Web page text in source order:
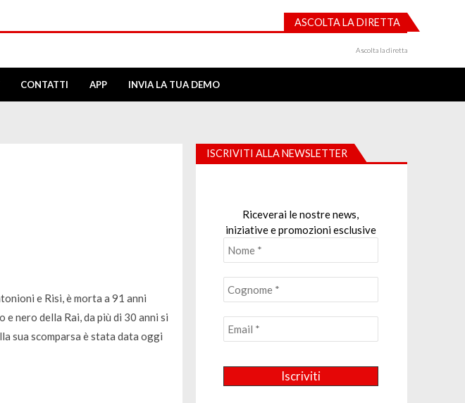
ASCOLTA LA DIRETTA
Ascolta la diretta
CONTATTI APP INVIA LA TUA DEMO
e Risi, è morta a 91 anni
nero della Rai, da più di 30 anni si
sua scomparsa è stata data oggi
ISCRIVITI ALLA NEWSLETTER
Riceverai le nostre news,
iniziative e promozioni esclusive